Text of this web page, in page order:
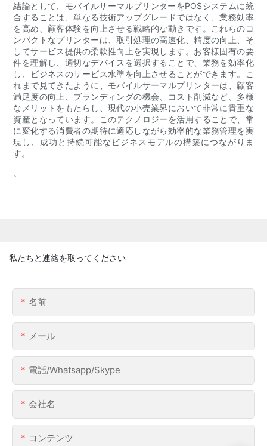
結論として、モバイルサーマルプリンターをPOSシステムに統
合することは、単なる技術アップグレードではなく、業務効率
を高め、顧客体験を向上させる戦略的な動きです。これらのコ
ンパクトなプリンターは、取引処理の高速化、精度の向上、そ
してサービス提供の柔軟性向上を実現します。お客様固有の要
件を理解し、適切なデバイスを選択することで、業務を効率化
し、ビジネスのサービス水準を向上させることができます。こ
れまで見てきたように、モバイルサーマルプリンターは、顧客
満足度の向上、ブランディングの機会、コスト削減など、多様
なメリットをもたらし、現代の小売業界において非常に貴重な
資産となっています。このテクノロジーを活用することで、常
に変化する消費者の期待に適応しながら効率的な業務管理を実
現し、成功と持続可能なビジネスモデルの構築につながりま
す。
。
私たちと連絡を取ってください
名前
メール
電話/whatsapp/skype
会社名
コンテンツ